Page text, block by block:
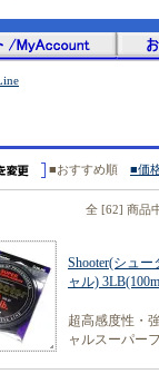
■おすすめ順 ■価
全 [62] 商品
Shooter(シュー
ャル)
超高感度性・
ャルスーパー